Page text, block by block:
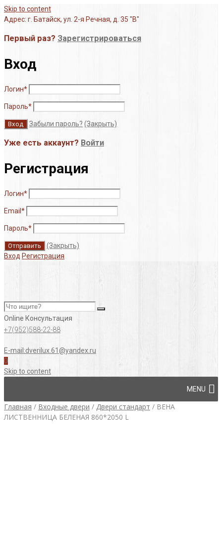
Skip to content
Адрес: г. Батайск, ул. 2-я Речная, д. 35 "В"
Первый раз? Зарегистрироваться
Вход
Логин*
Пароль*
Забыли пароль? (Закрыть)
Уже есть аккаунт? Войти
Регистрация
Логин*
Email *
Пароль*
(Закрыть)
Вход Регистрация
Online Консультация
+7(952)588-22-88
E-mail:dverilux.61@yandex.ru
0
Skip to content
MENU
Главная / Входные двери / Двери стандарт / ВЕНА
ЛИСТВЕННИЦА БЕЛЕНАЯ 860*2050 L